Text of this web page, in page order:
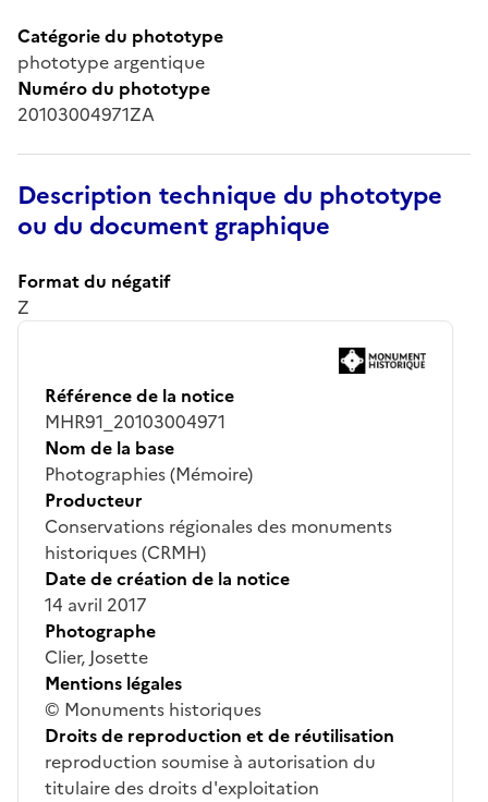
Catégorie du phototype
phototype argentique
Numéro du phototype
20103004971ZA
Description technique du phototype
ou du document graphique
Format du négatif
Z
Référence de la notice
MHR91_20103004971
Nom de la base
Photographies (Mémoire)
Producteur
Conservations régionales des monuments
historiques (CRMH)
Date de création de la notice
14 avril 2017
Photographe
Clier, Josette
Mentions légales
© Monuments historiques
Droits de reproduction et de réutilisation
reproduction soumise à autorisation du
titulaire des droits d'exploitation